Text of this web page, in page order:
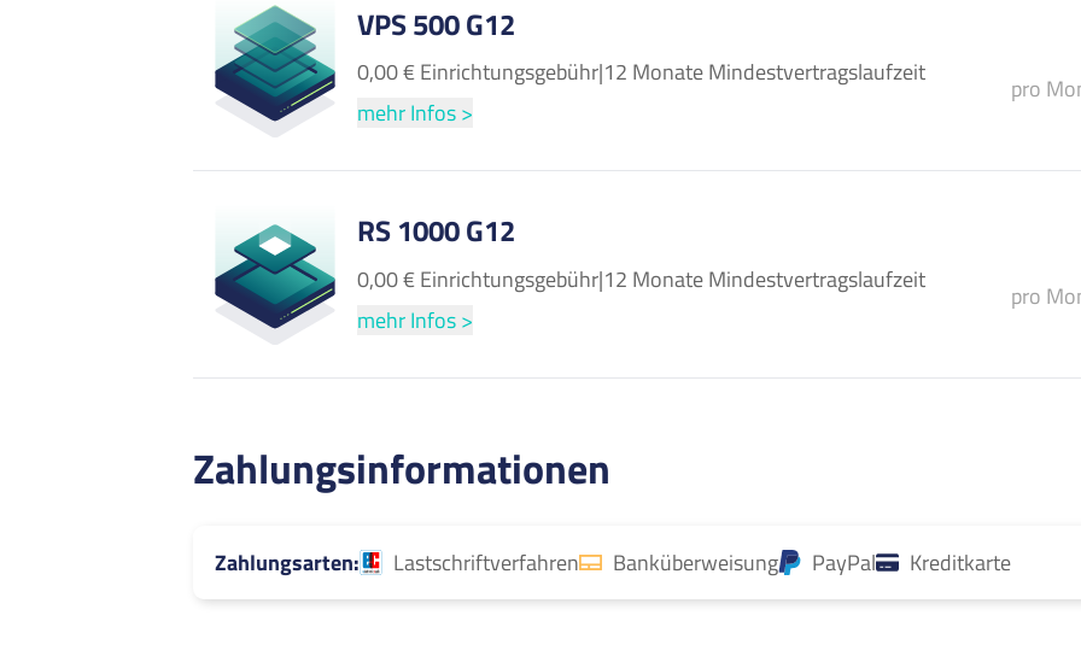
VPS 500 G12
0,00 € Einrichtungsgebühr|12 Monate Mindestvertragslaufzeit
mehr Infos >
pro
RS 1000 G12
0,00 € Einrichtungsgebühr|12 Monate Mindestvertragslaufzeit
mehr Infos >
pro
Zahlungsinformationen
Zahlungsarten Lastschriftverfahren Banküberweisung PayPal Kreditkarte